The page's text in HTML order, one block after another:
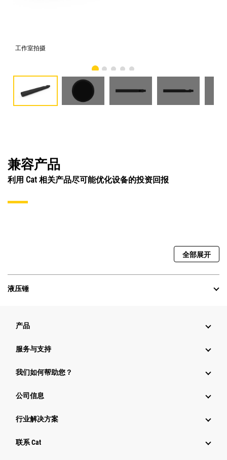
工作室拍摄
兼容产品
利用 Cat 相关产品尽可能优化设备的投资回报
全部展开
液压锤
产品
服务与支持
我们如何帮助您？
公司信息
行业解决方案
行业
联系 Cat